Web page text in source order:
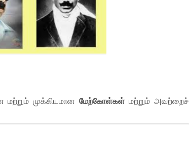
மற்றும் முக்கியமானமேற்கோள்கள் மற்றும் அவற்றைச்